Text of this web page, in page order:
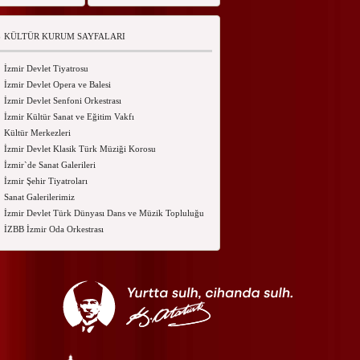
KÜLTÜR KURUM SAYFALARI
İzmir Devlet Tiyatrosu
İzmir Devlet Opera ve Balesi
İzmir Devlet Senfoni Orkestrası
İzmir Kültür Sanat ve Eğitim Vakfı
Kültür Merkezleri
İzmir Devlet Klasik Türk Müziği Korosu
İzmir`de Sanat Galerileri
İzmir Şehir Tiyatroları
Sanat Galerilerimiz
İzmir Devlet Türk Dünyası Dans ve Müzik Topluluğu
İZBB İzmir Oda Orkestrası